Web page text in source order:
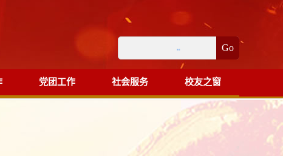
Go
党团工作 社会服务 校友之窗